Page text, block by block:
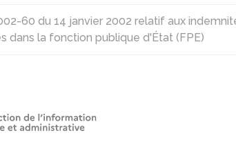
60 du 14 janvier 2002 relatif aux
dans la fonction publique d'État (FPE)